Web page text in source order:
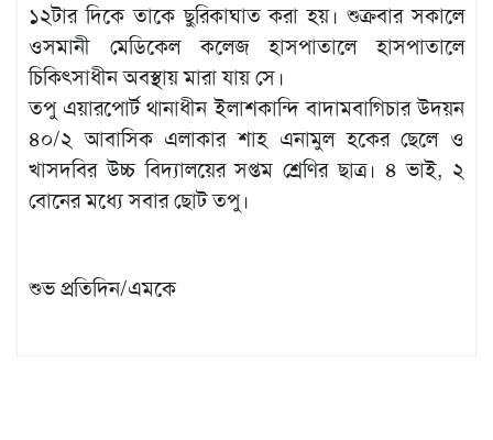
১২টার দিকে তাকে ছুরিকাঘাত করা হয়। শুক্রবার সকালে
ওসমানী মেডিকেল কলেজ হাসপাতালে হাসপাতালে
চিকিৎসাধীন অবস্থায় মারা যায় সে।
তপু এয়ারপোর্ট থানাধীন ইলাশকান্দি বাদামবাগিচার উদয়ন
৪০/২ আবাসিক এলাকার শাহ এনামুল হকের ছেলে ও
খাসদবির উচ্চ বিদ্যালয়ের সপ্তম শ্রেণির ছাত্র। ৪ ভাই, ২
বোনের মধ্যে সবার ছোট তপু।
শুভ প্রতিদিন/এমকে